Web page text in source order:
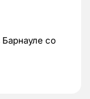
со